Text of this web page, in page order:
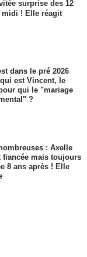
surprise des 12
midi ! Elle réagit
dans le pré 2026
est Vincent, le
qui le "mariage
?
: Axelle
fiancée mais toujours
8 ans après ! Elle